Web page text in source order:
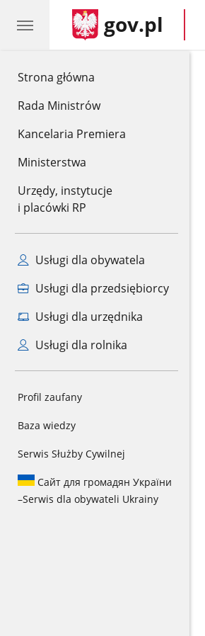
Strona główna
Rada Ministrów
Kancelaria Premiera
Ministerstwa
Urzędy, instytucje
i placówki RP
Usługi dla obywatela
Usługi dla przedsiębiorcy
Usługi dla urzędnika
Usługi dla rolnika
Profil zaufany
Baza wiedzy
Serwis Służby Cywilnej
Сайт для громадян України
–Serwis dla obywateli Ukrainy
gov.pl